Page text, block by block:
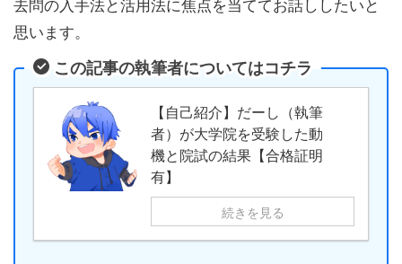
思います。
この記事の執筆者についてはコチラ
【自己紹介】だーし（執筆
者）が大学院を受験した動
機と院試の結果【合格証明
有】
続きを見る